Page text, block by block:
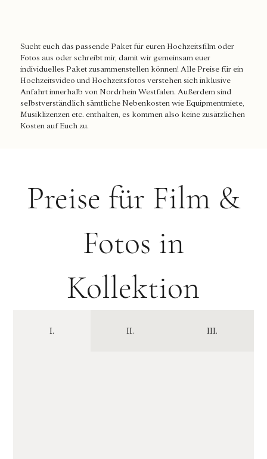
Sucht euch das passende Paket für euren Hochzeitsfilm oder
Fotos aus oder schreibt mir, damit wir gemeinsam euer
individuelles Paket zusammenstellen können! Alle Preise für ein
Hochzeitsvideo und Hochzeitsfotos verstehen sich inklusive
Anfahrt innerhalb von Nordrhein Westfalen. Außerdem sind
selbstverständlich sämtliche Nebenkosten wie Equipmentmiete,
Musiklizenzen etc. enthalten, es kommen also keine zusätzlichen
Kosten auf Euch zu.
Preise für Film &
Fotos in
Kollektion
I. II. III.